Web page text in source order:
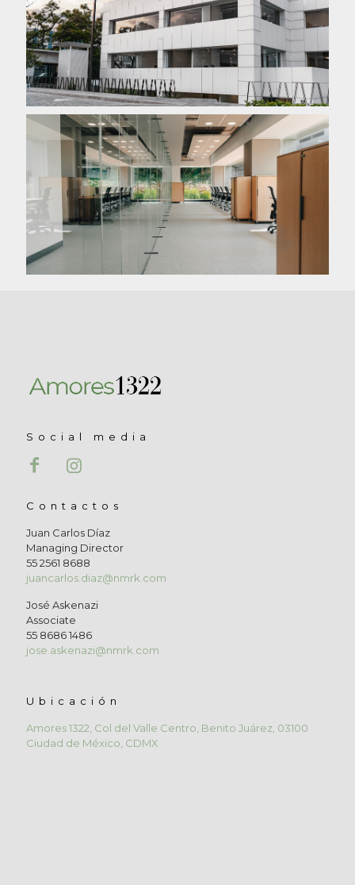
Social media
Contactos
Juan Carlos Díaz
Managing Director
55 2561 8688
juancarlos.diaz@nmrk.com
José Askenazi
Associate
55 8686 1486
jose.askenazi@nmrk.com
Ubicación
Amores 1322, Col del Valle Centro, Benito Juárez, 03100
Ciudad de México, CDMX